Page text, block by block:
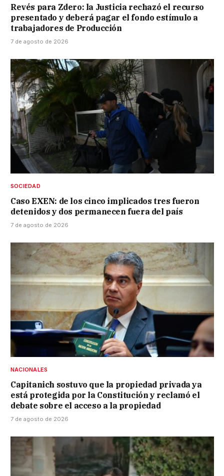
Revés para Zdero: la Justicia rechazó el recurso
presentado y deberá pagar el fondo estímulo a
trabajadores de Producción
7 de agosto de 2026
SOCIEDAD
Caso EXEN: de los cinco implicados tres fueron
detenidos y dos permanecen fuera del país
7 de agosto de 2026
NACIONALES
Capitanich sostuvo que la propiedad privada ya
está protegida por la Constitución y reclamó el
debate sobre el acceso a la propiedad
7 de agosto de 2026